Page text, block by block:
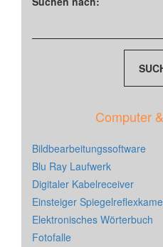
Computer
Bildbearbeitungssoftware
Blu Ray Laufwerk
Digitaler Kabelreceiver
Einsteiger
Elektronisches Wörterbuch
Fotofalle